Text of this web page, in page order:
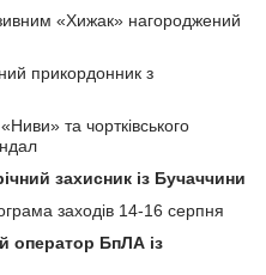
«Хижак» нагороджений
прикордонник з
та чортківського
захисник із Бучаччини
заходів 14-16 серпня
оператор БпЛА із